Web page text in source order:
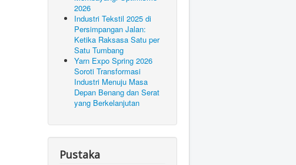
2026
Industri Tekstil 2025 di
Persimpangan Jalan:
Ketika Raksasa Satu per
Satu Tumbang
Yarn Expo Spring 2026
Soroti Transformasi
Industri Menuju Masa
Depan Benang dan Serat
yang Berkelanjutan
Pustaka